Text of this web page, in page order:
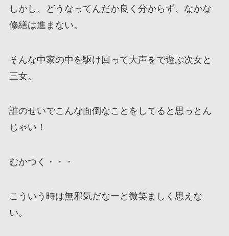
しかし、どうなってんだか良く分からず、なかな
修繕は進まない。
そんな中家の中を駆け回って大声をで遊ぶ次女と
三女。
誰のせいでこんな面倒なことをしてると思っとん
じゃい！
むかつく・・・
こういう時は無邪気だなーと微笑ましく思えな
い。